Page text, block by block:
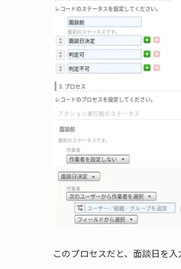
このプロセスだと、面談日を